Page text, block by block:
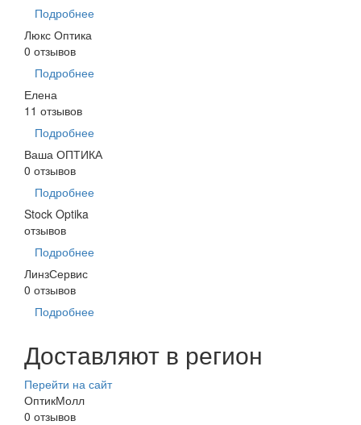
Подробнее
Люкс Оптика
0 отзывов
Подробнее
Елена
11 отзывов
Подробнее
Ваша ОПТИКА
0 отзывов
Подробнее
Stock Optika
отзывов
Подробнее
ЛинзСервис
0 отзывов
Подробнее
Доставляют в регион
Перейти на сайт
ОптикМолл
0 отзывов